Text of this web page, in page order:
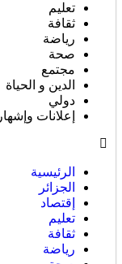
تعليم
ثقافة
رياضة
صحة
مجتمع
الدين و الحياة
دولي
إعلانات وإشهار
الرئيسية
الجزائر
إقتصاد
تعليم
ثقافة
رياضة